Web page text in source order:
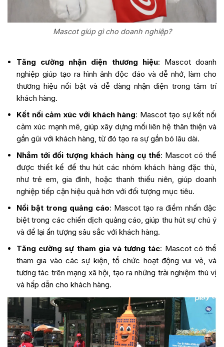
Mascot giúp gì cho doanh nghiệp?
Tăng cường nhận diện thương hiệu: Mascot doanh
nghiệp giúp tạo ra hình ảnh độc đáo và dễ nhớ, làm cho
thương hiệu nổi bật và dễ dàng nhận diện trong tâm trí
khách hàng.
Kết nối cảm xúc với khách hàng: Mascot tạo sự kết nối
cảm xúc mạnh mẽ, giúp xây dựng mối liên hệ thân thiện và
gần gũi với khách hàng, từ đó tạo ra sự gắn bó lâu dài.
Nhắm tới đối tượng khách hàng cụ thể: Mascot có thể
được thiết kế để thu hút các nhóm khách hàng đặc thù,
như trẻ em, gia đình, hoặc thanh thiếu niên, giúp doanh
nghiệp tiếp cận hiệu quả hơn với đối tượng mục tiêu.
Nổi bật trong quảng cáo: Mascot tạo ra điểm nhấn đặc
biệt trong các chiến dịch quảng cáo, giúp thu hút sự chú ý
và để lại ấn tượng sâu sắc với khách hàng.
Tăng cường sự tham gia và tương tác: Mascot có thể
tham gia vào các sự kiện, tổ chức hoạt động vui vẻ, và
tương tác trên mạng xã hội, tạo ra những trải nghiệm thú vị
và hấp dẫn cho khách hàng.